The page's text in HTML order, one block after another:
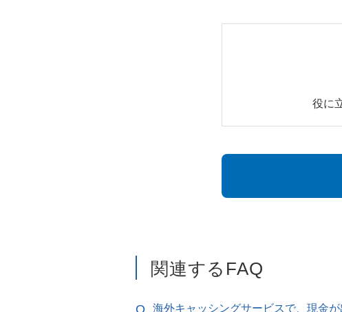
役に
関連するFAQ
海外キャッシングサービスで、現金